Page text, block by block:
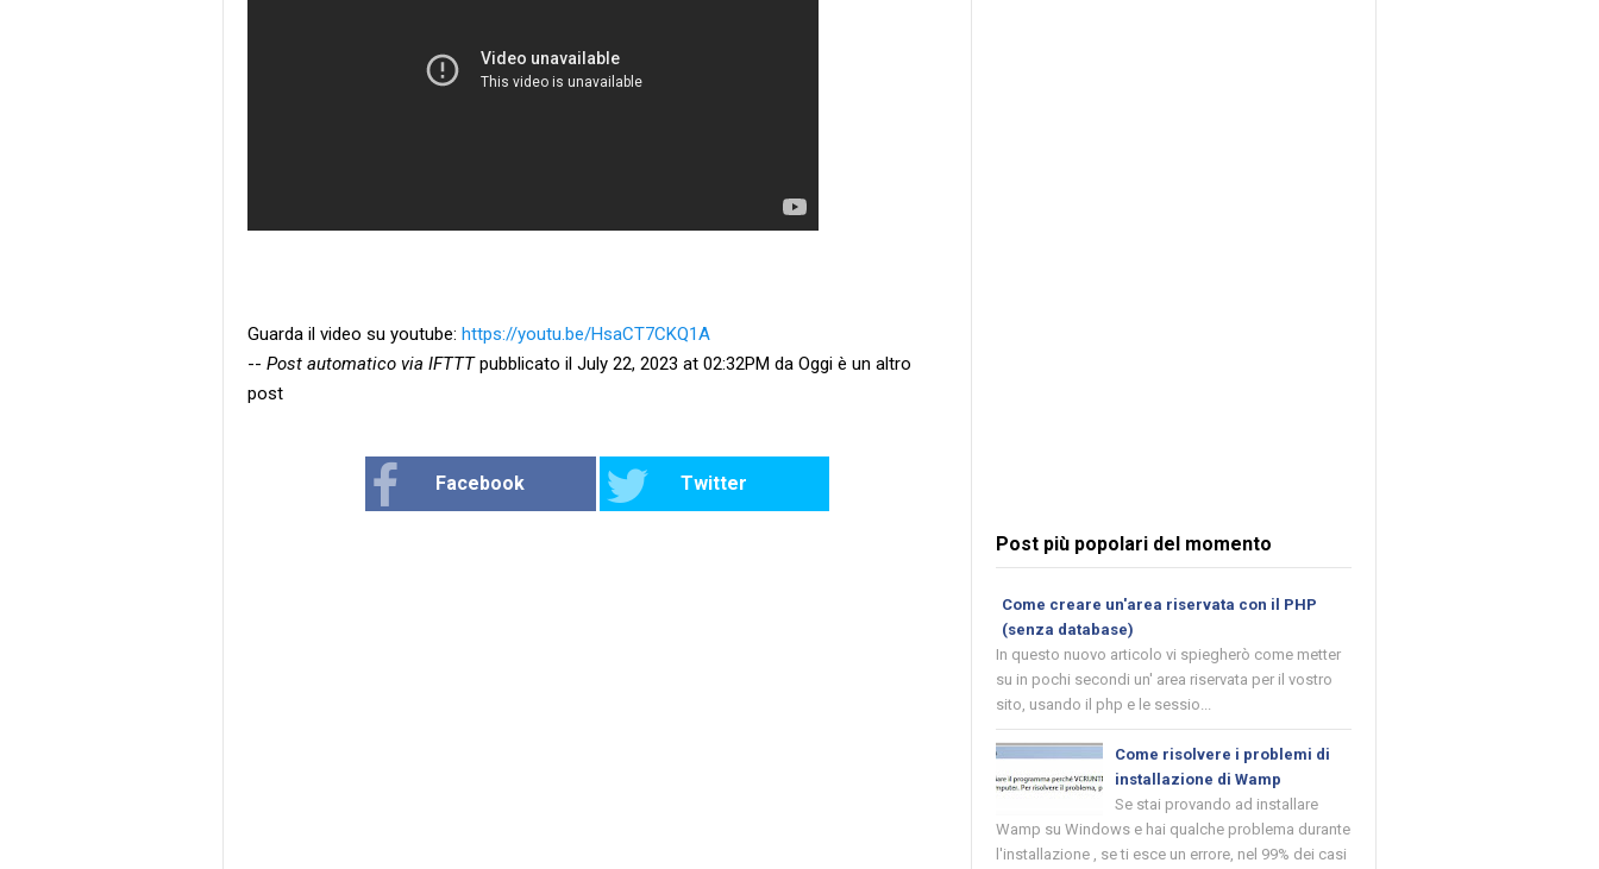
Guarda il video su youtube: https://youtu.be/HsaCT7CKQ1A
-- Post automatico via IFTTTpubblicato il July 22, 2023 at 02:32PM da Oggi è un altro
post
Facebook Twitter
Post più popolari del momento
Come creare un'area riservata con il PHP
(senza database)
In questo nuovo articolo vi spiegherò come metter
su in pochi secondi un' area riservata per il vostro
sito, usando il php e le sessio...
Come risolvere i problemi di
installazione di Wamp
Se stai provando ad installare
Wamp su Windows e hai qualche problema durante
l'installazione , se ti esce un errore, nel 99% dei casi